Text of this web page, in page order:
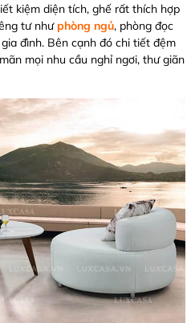
kiệm diện tích, ghế rất thích hợp
tư nhưphòng ngủ, phòng đọc
đình. Bên cạnh đó chi tiết đệm
mọi nhu cầu nghỉ ngơi, thư giãn